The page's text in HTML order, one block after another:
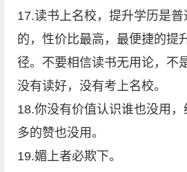
17.读书上名校，提升学历是普
的，性价比最高，最便捷的提
径。不要相信读书无用论，不
没有读好，没有考上名校。
18.你没有价值认识谁也没用
多的赞也没用。
19.媚上者必欺下。